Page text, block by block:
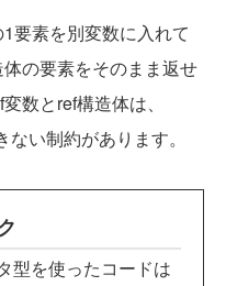
要素を別変数に入れて
の要素をそのまま返せ
数とref構造体は、
い制約があります。
型を使ったコードは